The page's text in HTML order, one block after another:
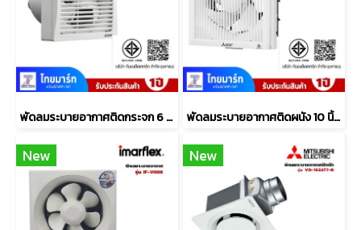
พัดลมระบายอากาศติดกระจก 6 นิ้ว MITSUBISHI ELECTRIC รุ่น V-15EWG2T/G6T พัดลมระบายอากาศติดผนัง 10 นิ้ว MITSUBISHI ELECTRIC รุ่น EX-25SKC7T
New New